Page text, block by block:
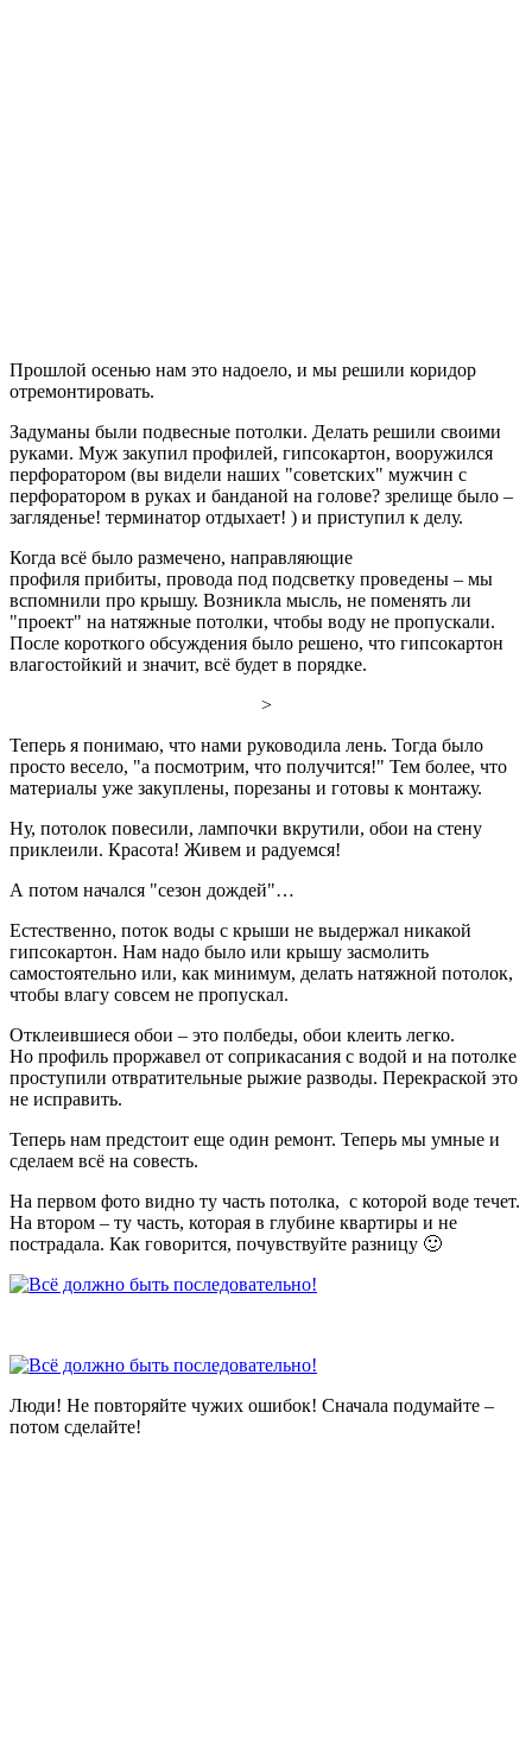
Прошлой осенью нам это надоело, и мы решили коридор
отремонтировать.
Задуманы были подвесные потолки. Делать решили своими
руками. Муж закупил профилей, гипсокартон, вооружился
перфоратором (вы видели наших "советских" мужчин с
перфоратором в руках и банданой на голове? зрелище было –
загляденье! терминатор отдыхает! ) и приступил к делу.
Когда всё было размечено, направляющие
профиля прибиты, провода под подсветку проведены – мы
вспомнили про крышу. Возникла мысль, не поменять ли
"проект" на натяжные потолки, чтобы воду не пропускали.
После короткого обсуждения было решено, что гипсокартон
влагостойкий и значит, всё будет в порядке.
>
Теперь я понимаю, что нами руководила лень. Тогда было
просто весело, "а посмотрим, что получится!" Тем более, что
материалы уже закуплены, порезаны и готовы к монтажу.
Ну, потолок повесили, лампочки вкрутили, обои на стену
приклеили. Красота! Живем и радуемся!
А потом начался "сезон дождей"…
Естественно, поток воды с крыши не выдержал никакой
гипсокартон. Нам надо было или крышу засмолить
самостоятельно или, как минимум, делать натяжной потолок,
чтобы влагу совсем не пропускал.
Отклеившиеся обои – это полбеды, обои клеить легко.
Но профиль проржавел от соприкасания с водой и на потолке
проступили отвратительные рыжие разводы. Перекраской это
не исправить.
Теперь нам предстоит еще один ремонт. Теперь мы умные и
сделаем всё на совесть.
На первом фото видно ту часть потолка, с которой воде течет.
На втором – ту часть, которая в глубине квартиры и не
пострадала. Как говорится, почувствуйте разницу 🙂
Люди! Не повторяйте чужих ошибок! Сначала подумайте –
потом сделайте!